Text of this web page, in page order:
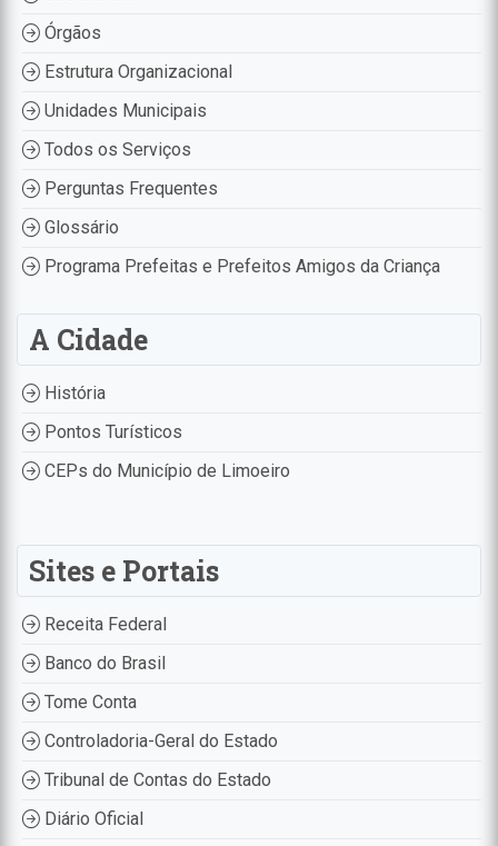
Órgãos
Estrutura Organizacional
Unidades Municipais
Todos os Serviços
Perguntas Frequentes
Glossário
Programa Prefeitas e Prefeitos Amigos da Criança
A Cidade
História
Pontos Turísticos
CEPs do Município de Limoeiro
Sites e Portais
Receita Federal
Banco do Brasil
Tome Conta
Controladoria-Geral do Estado
Tribunal de Contas do Estado
Diário Oficial